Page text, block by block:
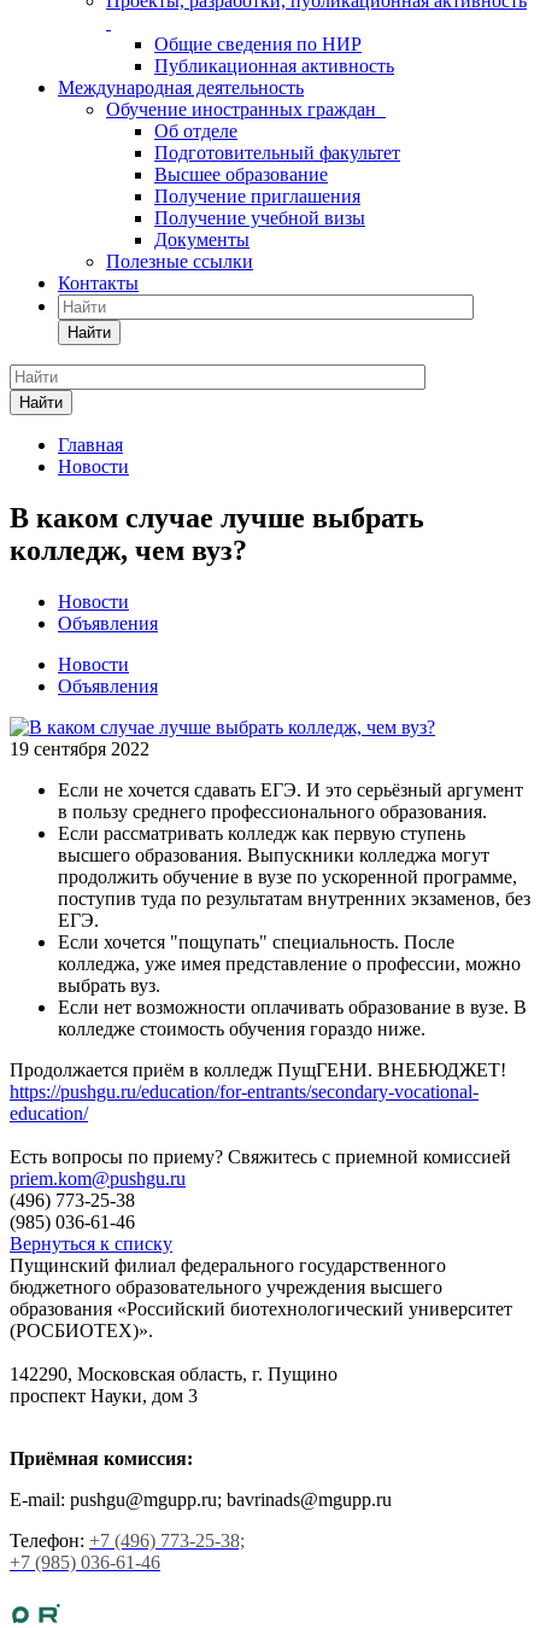
Общие сведения по НИР
Публикационная активность
Международная деятельность
Обучение иностранных граждан
Об отделе
Подготовительный факультет
Высшее образование
Получение приглашения
Получение учебной визы
Документы
Полезные ссылки
Контакты
Найти
Найти
Главная
Новости
В каком случае лучше выбрать
колледж, чем вуз?
Новости
Объявления
Новости
Объявления
19 сентября 2022
Если не хочется сдавать ЕГЭ. И это серьёзный аргумент
в пользу среднего профессионального образования.
Если рассматривать колледж как первую ступень
высшего образования. Выпускники колледжа могут
продолжить обучение в вузе по ускоренной программе,
поступив туда по результатам внутренних экзаменов, без
ЕГЭ.
Если хочется "пощупать" специальность. После
колледжа, уже имея представление о профессии, можно
выбрать вуз.
Если нет возможности оплачивать образование в вузе. В
колледже стоимость обучения гораздо ниже.
Продолжается приём в колледж ПущГЕНИ. ВНЕБЮДЖЕТ!
https://pushgu.ru/education/for-entrants/secondary-vocational-
education/
Есть вопросы по приему? Свяжитесь с приемной комиссией
priem.kom@pushgu.ru
(496) 773-25-38
(985) 036-61-46
Вернуться к списку
Пущинский филиал федерального государственного
бюджетного образовательного учреждения высшего
образования «Российский биотехнологический университет
(РОСБИОТЕХ)».
142290, Московская область, г. Пущино
проспект Науки, дом 3
Приёмная комиссия:
E-mail: pushgu@mgupp.ru; bavrinads@mgupp.ru
Телефон: +7 (496) 773-25-38;
+7 (985) 036-61-46